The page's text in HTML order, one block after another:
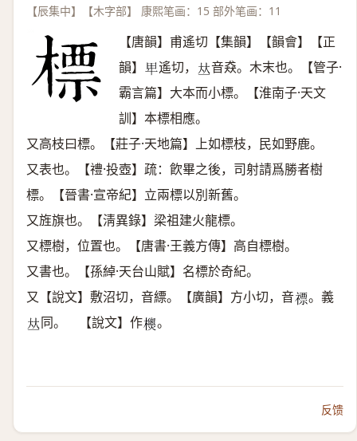
【辰集中】【木字部】 康熙笔画：15 部外笔画：11
【唐韻】甫遙切【集韻】【韻會】【正
韻】 𤰞 遙切， 𠀤音猋。木末也。【管子·
霸言篇】大本而小標。【淮南子·天文
訓】本標相應。
又高枝曰標。【莊子·天地篇】上如標枝，民如野鹿。
又表也。【禮·投壺】疏：飮畢之後，司射請爲勝者樹
標。【晉書·宣帝紀】立兩標以別新舊。
又旌旗也。【淸異錄】梁祖建火龍標。
又標樹，位置也。【唐書·王義方傳】高自標樹。
又書也。【孫綽·天台山賦】名標於奇紀。
又【說文】敷沼切，音縹。【廣韻】方小切，音𥛦 。義
𠀤同。 【說文】作𣠙 。
反馈